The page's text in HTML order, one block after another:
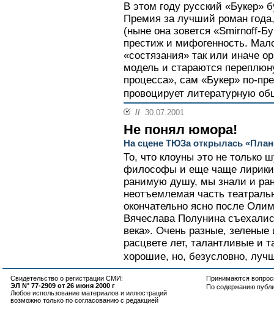
В этом году русский «Букер»
Премия за лучший роман
(ныне она зовется «Smirnoff-
престиж и мифогенность.
«состязания» так или иначе
модель и стараются
процесса», сам «Букер» по-
провоцирует литературную
// 30.07.2001
Не понял юмора!
На сцене ТЮЗа открылась
То, что клоуны это не только
философы и еще чаще
ранимую душу, мы знали и
неотъемлемая часть
окончательно ясно после
Вячеслава Полунина
века». Очень разные,
расцвете лет, талантливые и
хорошие, но, безусловно,
Свидетельство о регистрации СМИ:
ЭЛ N° 77-2909 от 26 июня 2000 г
Любое использование материалов и иллюстраций
возможно только по согласованию с редакцией
Принимаются
По содержанию